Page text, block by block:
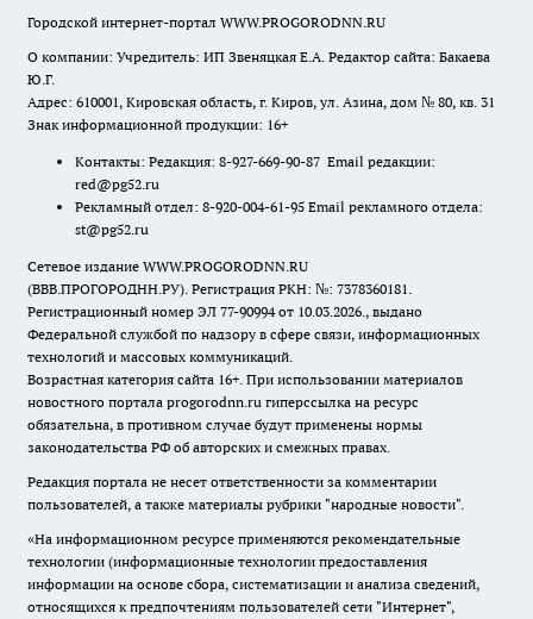
Городской интернет-портал WWW.PROGORODNN.RU
О компании: Учредитель: ИП Звеняцкая Е.А. Редактор сайта: Бакаева
Ю.Г.
Адрес: 610001, Кировская область, г. Киров, ул. Азина, дом № 80, кв. 31
Знак информационной продукции: 16+
Контакты: Редакция: 8-927-669-90-87 Email редакции:
red@pg52.ru
Рекламный отдел: 8-920-004-61-95 Email рекламного отдела:
st@pg52.ru
Сетевое издание WWW.PROGORODNN.RU
(ВВВ.ПРОГОРОДНН.РУ). Регистрация РКН: №: 7378360181.
Регистрационный номер ЭЛ 77-90994 от 10.03.2026., выдано
Федеральной службой по надзору в сфере связи, информационных
технологий и массовых коммуникаций.
Возрастная категория сайта 16+. При использовании материалов
новостного портала progorodnn.ru гиперссылка на ресурс
обязательна, в противном случае будут применены нормы
законодательства РФ об авторских и смежных правах.
Редакция портала не несет ответственности за комментарии
пользователей, а также материалы рубрики "народные новости".
«На информационном ресурсе применяются рекомендательные
технологии (информационные технологии предоставления
информации на основе сбора, систематизации и анализа сведений,
относящихся к предпочтениям пользователей сети "Интернет",